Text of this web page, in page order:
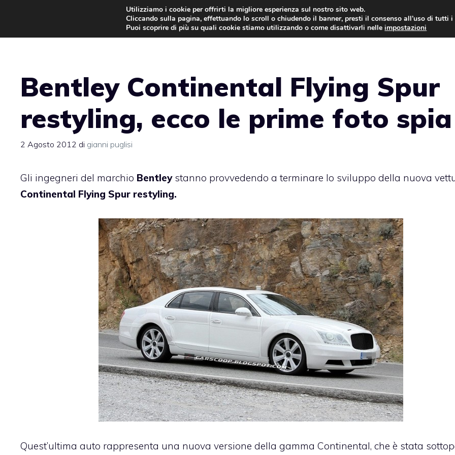
contenuto
AUTO NEWS
Bentley Continental Flying Spur
restyling, ecco le prime foto spia
2 Agosto 2012 di gianni puglisi
Gli ingegneri del marchio Bentleystanno provvedendo a terminare lo sviluppo della nuova
Continental Flying Spur restyling.
Quest’ultima auto rappresenta una nuova versione della gamma Continental, che è stata
Utilizziamo i cookie per offrirti la migliore esperienza sul nostro sito web.
Cliccando sulla pagina, effettuando lo scroll o chiudendo il banner, presti il consenso all’uso di tutti i
Puoi scoprire di più su quali cookie stiamo utilizzando o come disattivarli nelleimpostazioni